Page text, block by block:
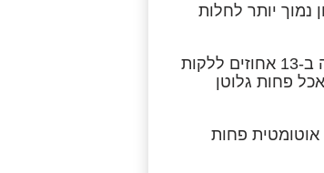
ביום, היו בעלי סיכון נמוך יותר לחלות
מעבר לכך, משתתפים שצרכו פחות מ-4 גרם של גלוטן ביום, היו בעלי סיכון גבוה ב-13 אחוזים ללקות
נמצא כי מי שאכל פחות גלוטן
אוטומטית פחות